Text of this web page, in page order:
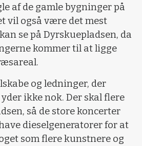
af de gamle bygninger på
vil også være det mest
se på Dyrskuepladsen, da
kommer til at ligge
og ledninger, der
ikke nok. Der skal flere
så de store koncerter
dieselgeneratorer for at
som flere kunstnere og